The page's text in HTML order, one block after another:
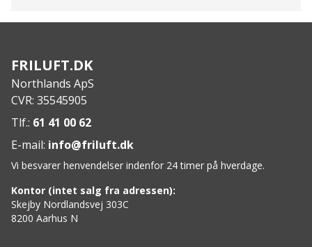
Mål: 12 x 18 x 5 cm
FRILUFT.DK
Northlands ApS
CVR: 35545905
Tlf.: 61 41 00 62
E-mail: info@friluft.dk
Vi besvarer henvendelser indenfor 24 timer på hverdage.
Kontor (intet salg fra adressen):
Skejby Nordlandsvej 303C
8200 Aarhus N